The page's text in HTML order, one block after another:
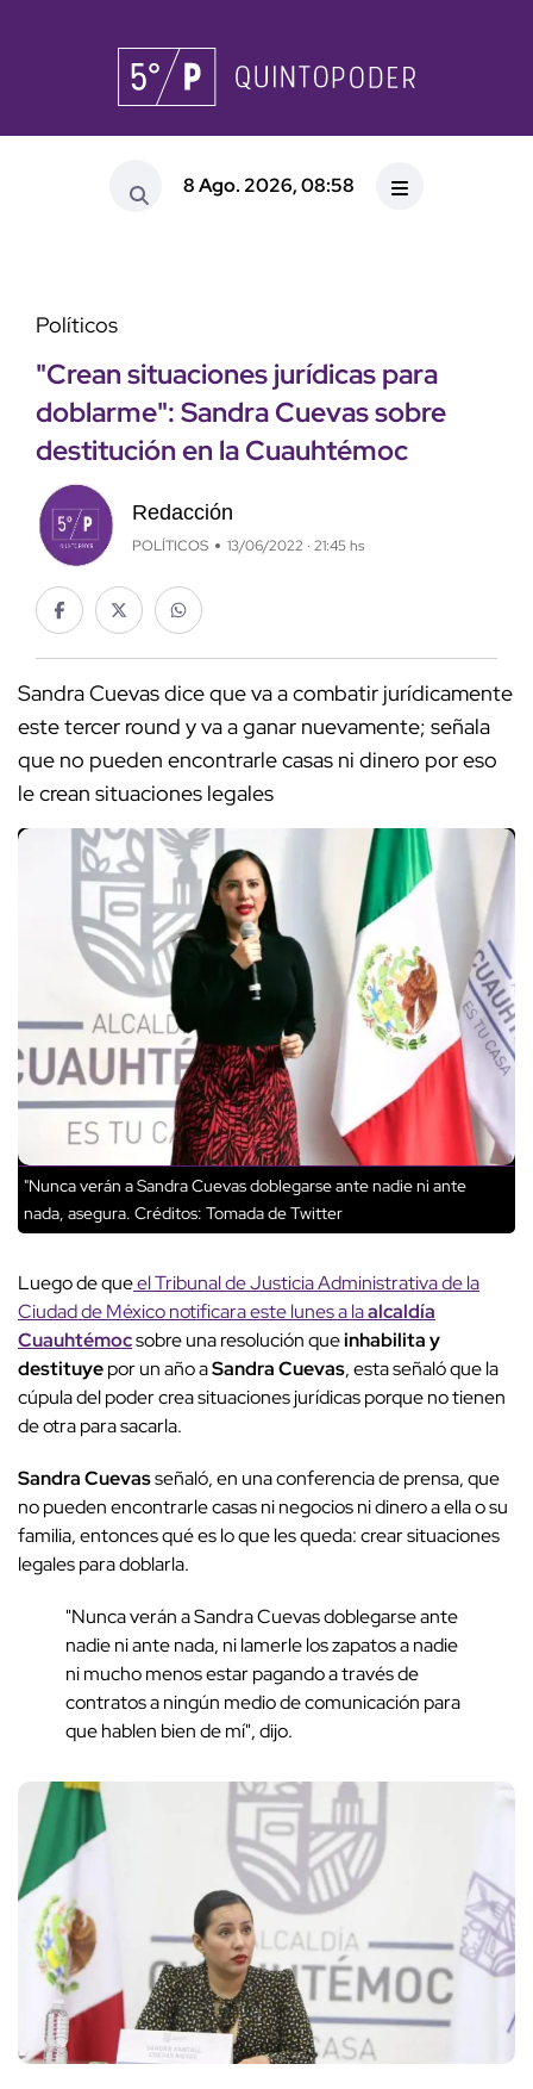
8 Ago. 2026, 08:58
Políticos
"Crean situaciones jurídicas para
doblarme": Sandra Cuevas sobre
destitución en la Cuauhtémoc
Redacción
POLÍTICOS 13/06/2022 · 21:45 hs
Sandra Cuevas dice que va a combatir jurídicamente
este tercer round y va a ganar nuevamente; señala
que no pueden encontrarle casas ni dinero por eso
le crean situaciones legales
"Nunca verán a Sandra Cuevas doblegarse ante nadie ni ante
nada, asegura. Créditos: Tomada de Twitter
Luego de queel Tribunal de Justicia Administrativa de la
Ciudad de México notificara este lunes a laalcaldía
Cuauhtémocsobre una resolución queinhabilita y
destituyepor un año aSandra Cuevas, esta señaló que la
cúpula del poder crea situaciones jurídicas porque no tienen
de otra para sacarla.
Sandra Cuevasseñaló, en una conferencia de prensa, que
no pueden encontrarle casas ni negocios ni dinero a ella o su
familia, entonces qué es lo que les queda: crear situaciones
legales para doblarla.
"Nunca verán a Sandra Cuevas doblegarse ante
nadie ni ante nada, ni lamerle los zapatos a nadie
ni mucho menos estar pagando a través de
contratos a ningún medio de comunicación para
que hablen bien de mí", dijo.